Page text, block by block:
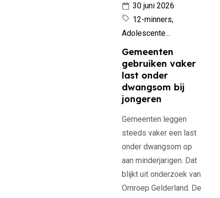
Gemeenten
gebruiken vaker
last onder
dwangsom bij
jongeren
Gemeenten leggen
steeds vaker een last
onder dwangsom op
aan minderjarigen. Dat
blijkt uit onderzoek van
Omroep Gelderland. De
30 juni 2026
12-minners,
Adolescente...